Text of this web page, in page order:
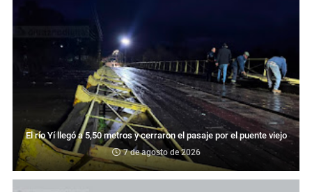
El río Yí llegó a 5,50 metros y cerraron el pasaje por el puente viejo
7 de agosto de 2026